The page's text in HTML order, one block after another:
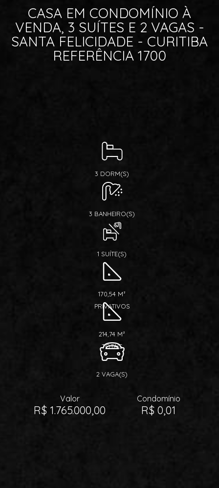
CASA EM CONDOMÍNIO À
VENDA, 3 SUÍTES E 2 VAGAS -
SANTA FELICIDADE - CURITIBA
REFERÊNCIA 1700
3 DORM(S)
3 BANHEIRO(S)
1 SUÍTE(S)
170,54 M²
PRIVATIVOS
214,74 M²
TOTAIS
2 VAGA(S)
Valor
R$ 1.765.000,00
Condomínio
R$ 0,01